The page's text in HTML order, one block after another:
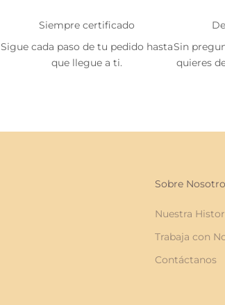
Siempre certificado
Sigue cada paso de tu pedido hasta
que llegue a ti.
Sin
quieres
Sobre
Nuestra
Trabaja con
Contáctanos